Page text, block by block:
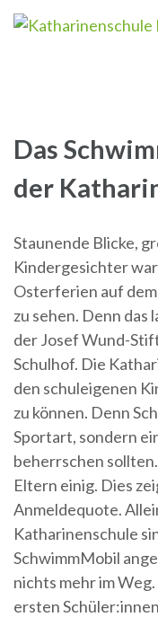
Zum
Inhalt
Das
der
Staunende Blicke,
Kindergesichter
Osterferien auf
zu sehen. Denn
der Josef Wund-
Schulhof. Die
den schuleigenen
zu können. Denn
Sportart, sondern
beherrschen
Eltern einig. Dies
Anmeldequote.
Katharinenschule
SchwimmMobil
nichts mehr im
ersten